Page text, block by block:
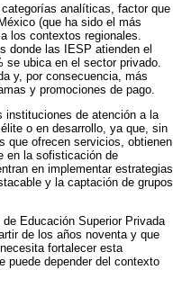
analíticas, factor que
(que ha sido el más
los contextos regionales.
donde las IESP atienden el
ubica en el sector privado.
y, por consecuencia, más
y promociones de pago.
instituciones de atención a la
o en desarrollo, ya que, sin
que ofrecen servicios, obtienen
en la sofisticación de
en implementar estrategias
y la captación de grupos
Educación Superior Privada
de los años noventa y que
fortalecer esta
puede depender del contexto